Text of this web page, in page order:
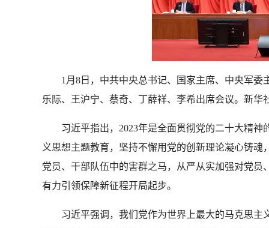
1月8日，中共中央总书记、国家主席、中央军委
乐际、王沪宁、蔡奇、丁薛祥、李希出席会议。新华
习近平指出，2023年是全面贯彻党的二十大精神
义思想主题教育，坚持不懈用党的创新理论凝心铸
党员、干部队伍中的害群之马，从严从实加强对党
有力引领保障新征程开局起步。
习近平强调，我们党作为世界上最大的马克思主